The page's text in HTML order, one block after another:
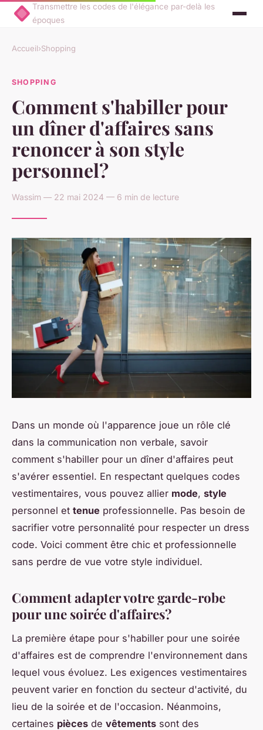
Transmettre les codes de l'élégance par-delà les
époques
Accueil›Shopping
SHOPPING
Comment s'habiller pour
un dîner d'affaires sans
renoncer à son style
personnel?
Wassim — 22 mai 2024 — 6 min de lecture
Dans un monde où l'apparence joue un rôle clé
dans la communication non verbale, savoir
comment s'habiller pour un dîner d'affaires peut
s'avérer essentiel. En respectant quelques codes
vestimentaires, vous pouvez allier mode, style
personnel et tenue professionnelle. Pas besoin de
sacrifier votre personnalité pour respecter un dress
code. Voici comment être chic et professionnelle
sans perdre de vue votre style individuel.
Comment adapter votre garde-robe
pour une soirée d'affaires?
La première étape pour s'habiller pour une soirée
d'affaires est de comprendre l'environnement dans
lequel vous évoluez. Les exigences vestimentaires
peuvent varier en fonction du secteur d'activité, du
lieu de la soirée et de l'occasion. Néanmoins,
certaines pièces de vêtements sont des